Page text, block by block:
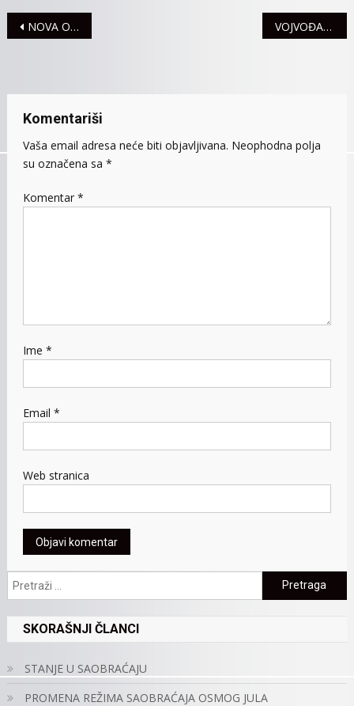
Navigacija
NOVA OPREMA ZA KVALITETNIJE LEČENJE PACIJENATA U MITROVAČKOJ BOLNICI VOJVOĐANSKI JAVNI SERVIS OD NOVEMBRA U NOVOJ ZGRADI
Komentariši
Vaša email adresa neće biti objavljivana. Neophodna polja
su označena sa *
Komentar *
Ime *
Email *
Web stranica
Pretraga:
SKORAŠNJI ČLANCI
STANJE U SAOBRAĆAJU
PROMENA REŽIMA SAOBRAĆAJA OSMOG JULA